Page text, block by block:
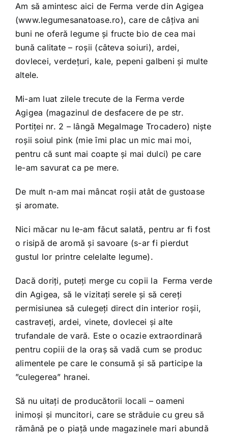
Am să amintesc aici de Ferma verde din Agigea
(www.legumesanatoase.ro), care de câțiva ani
buni ne oferă legume și fructe bio de cea mai
bună calitate – roșii (câteva soiuri), ardei,
dovlecei, verdețuri, kale, pepeni galbeni și multe
altele.
Mi-am luat zilele trecute de la Ferma verde
Agigea (magazinul de desfacere de pe str.
Portiței nr. 2 – lângă MegaImage Trocadero) niște
roșii soiul pink (mie îmi plac un mic mai moi,
pentru că sunt mai coapte și mai dulci) pe care
le-am savurat ca pe mere.
De mult n-am mai mâncat roșii atât de gustoase
și aromate.
Nici măcar nu le-am făcut salată, pentru ar fi fost
o risipă de aromă și savoare (s-ar fi pierdut
gustul lor printre celelalte legume).
Dacă doriți, puteți merge cu copii la Ferma verde
din Agigea, să le vizitați serele și să cereți
permisiunea să culegeți direct din interior roșii,
castraveți, ardei, vinete, dovlecei și alte
trufandale de vară. Este o ocazie extraordinară
pentru copiii de la oraș să vadă cum se produc
alimentele pe care le consumă și să participe la
”culegerea” hranei.
Să nu uitați de producătorii locali – oameni
inimoși și muncitori, care se străduie cu greu să
rămână pe o piață unde magazinele mari abundă